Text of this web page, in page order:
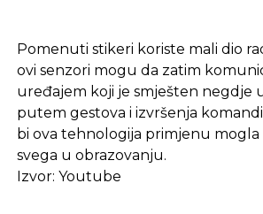
Pomenuti stikeri koriste mali dio
ovi senzori mogu da zatim
uređajem koji je smješten negdje
putem gestova i izvršenja
bi ova tehnologija primjenu mogla
svega u obrazovanju.
Izvor: Youtube